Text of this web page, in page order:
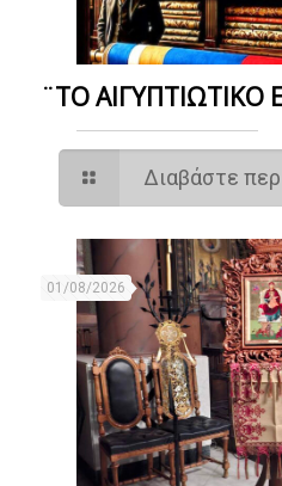
¨ΤΟ ΑΙΓΥΠΤΙΩΤΙΚΟ
Διαβάστε
01/08/2026